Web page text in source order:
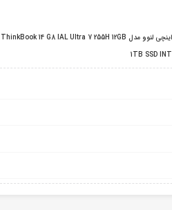
لپ تاپ 14 اینچی لنوو مدل ThinkBook 14 G8 IAL Ultra 7 255H 12GB
1TB SSD